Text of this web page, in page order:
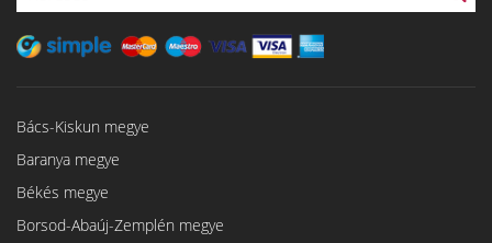
Bács-Kiskun megye
Baranya megye
Békés megye
Borsod-Abaúj-Zemplén megye